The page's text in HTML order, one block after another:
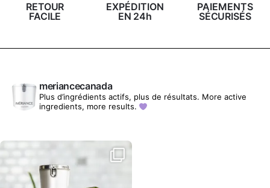
RETOUR
FACILE
EXPÉDITION
EN 24h
PAIEMENTS
SÉCURISÉS
meriancecanada
Plus d’ingrédients actifs, plus de résultats. More active
ingredients, more results.